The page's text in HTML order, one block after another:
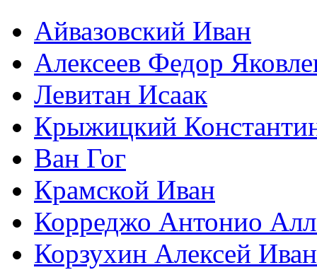
Айвазовский Иван
Алексеев Федор
Левитан Исаак
Крыжицкий
Ван Гог
Крамской Иван
Корреджо Антонио
Корзухин Алексей